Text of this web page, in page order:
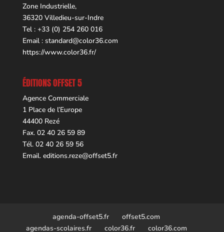
Zone Industrielle,
36320 Villedieu-sur-Indre
Tel : +33 (0) 254 260 016
Email : standard@color36.com
https://www.color36.fr/
ÉDITIONS OFFSET 5
Agence Commerciale
1 Place de l’Europe
44400 Rezé
Fax. 02 40 26 59 89
Tél. 02 40 26 59 56
Email. editions.reze@offset5.fr
agenda-offset5.fr
offset5.com
agendas-scolaires.fr
color36.fr color36.com